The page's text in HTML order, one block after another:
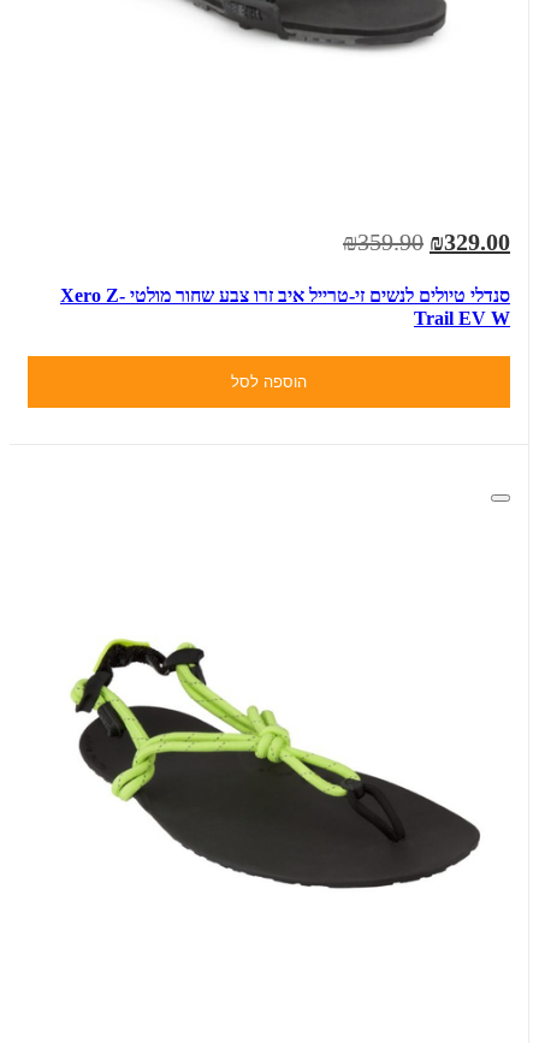
₪329.00
₪359.90
סנדלי טיולים לנשים זי-טרייל איב זרו צבע שחור מולטי Xero Z-
Trail EV W
הוספה לסל